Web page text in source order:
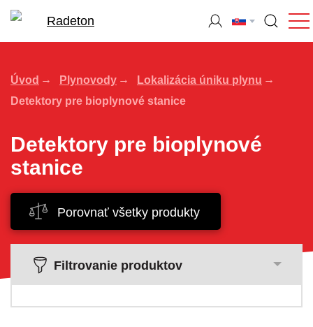
Úvod Plynovody
Lokalizácia úniku plynu
Detektory pre bioplynové stanice
Detektory pre bioplynové
stanice
Porovnať všetky produkty
Filtrovanie produktov